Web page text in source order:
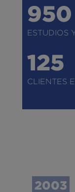
950
ESTUDIOS
125
CLIENTES
2003